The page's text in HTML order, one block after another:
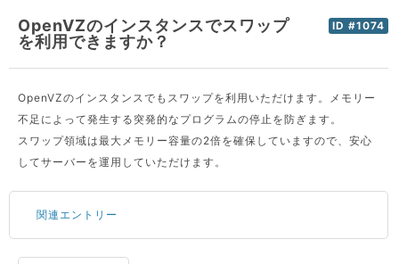
ID #1074
OpenVZのインスタンスでスワップ
を利用できますか？
OpenVZのインスタンスでもスワップを利用いただけます。メモリー
不足によって発生する突発的なプログラムの停止を防ぎます。
スワップ領域は最大メモリー容量の2倍を確保していますので、安心
してサーバーを運用していただけます。
関連エントリー